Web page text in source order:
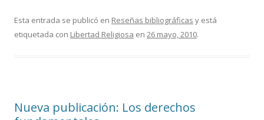
e
b
k
itt
er
m
p
r
Esta entrada se publicó en Reseñas bibliográficas y está
etiquetada con Libertad Religiosa en 26 mayo, 2010.
Nueva publicación: Los derechos